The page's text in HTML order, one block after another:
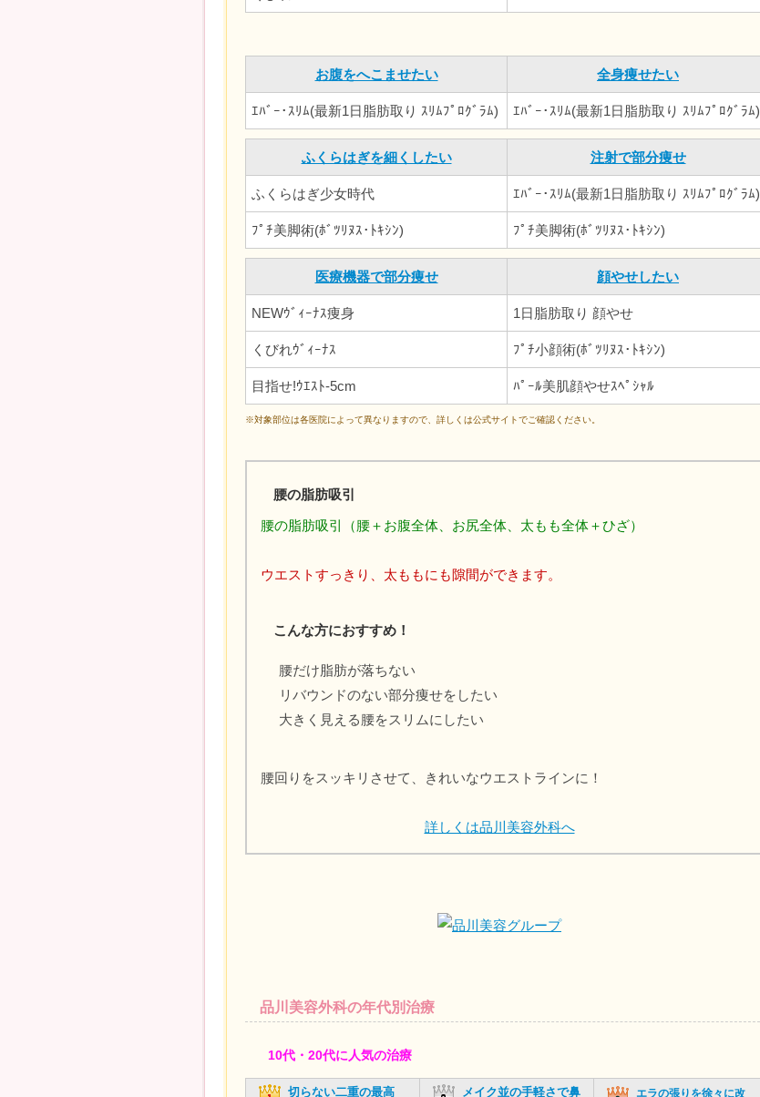
お腹をへこませたい 全身痩せたい
ｴﾊﾞｰ･ｽﾘﾑ(最新1日脂肪取り ｽﾘﾑﾌﾟﾛｸﾞﾗﾑ) ｴﾊﾞｰ･ｽﾘﾑ(最新1日脂肪取り ｽﾘﾑﾌﾟﾛｸﾞﾗﾑ)
ふくらはぎを細くしたい 注射で部分痩せ
ふくらはぎ少女時代 ｴﾊﾞｰ･ｽﾘﾑ(最新1日脂肪取り ｽﾘﾑﾌﾟﾛｸﾞﾗﾑ)
ﾌﾟﾁ美脚術(ﾎﾞﾂﾘﾇｽ･ﾄｷｼﾝ) ﾌﾟﾁ美脚術(ﾎﾞﾂﾘﾇｽ･ﾄｷｼﾝ)
医療機器で部分痩せ 顔やせしたい
NEWｳﾞｨｰﾅｽ痩身 1日脂肪取り 顔やせ
くびれｳﾞｨｰﾅｽ ﾌﾟﾁ小顔術(ﾎﾞﾂﾘﾇｽ･ﾄｷｼﾝ)
目指せ!ｳｴｽﾄ‐5cm ﾊﾟｰﾙ美肌顔やせｽﾍﾟｼｬﾙ
※対象部位は各医院によって異なりますので、詳しくは公式サイトでご確認ください。
腰の脂肪吸引
腰の脂肪吸引（腰＋お腹全体、お尻全体、太もも全体＋ひざ）
ウエストすっきり、太ももにも隙間ができます。
こんな方におすすめ！
腰だけ脂肪が落ちない
リバウンドのない部分痩せをしたい
大きく見える腰をスリムにしたい
腰回りをスッキリさせて、きれいなウエストラインに！
詳しくは品川美容外科へ
品川美容外科の年代別治療
10代・20代に人気の治療
切らない二重の最高 メイク並の手軽さで鼻 エラの張りを徐々に改